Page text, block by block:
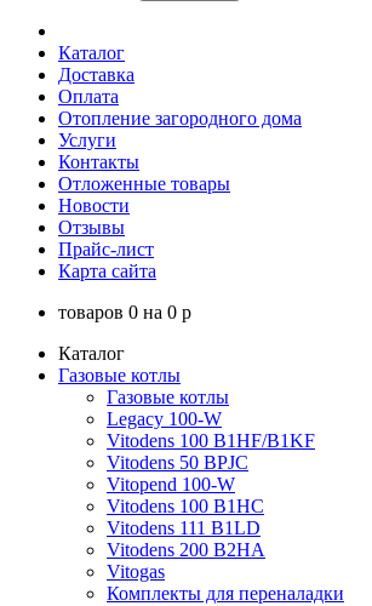
Каталог
Доставка
Оплата
Отопление загородного дома
Услуги
Контакты
Отложенные товары
Новости
Отзывы
Прайс-лист
Карта сайта
товаров 0 на 0 p
Каталог
Газовые котлы
Газовые котлы
Legacy 100-W
Vitodens 100 B1HF/B1KF
Vitodens 50 BPJC
Vitopend 100-W
Vitodens 100 B1HC
Vitodens 111 B1LD
Vitodens 200 B2HA
Vitogas
Комплекты для переналадки